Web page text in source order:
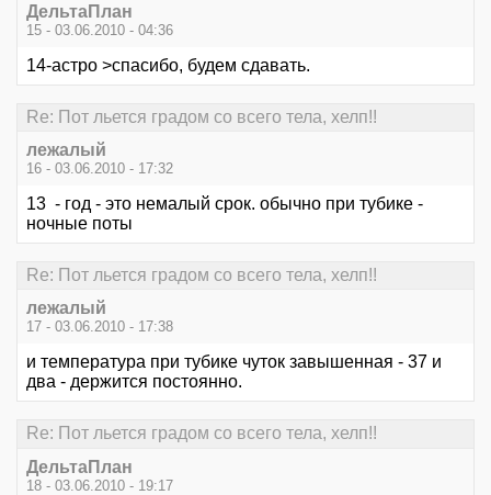
ДельтаПлан
15 - 03.06.2010 - 04:36
14-астро >спасибо, будем сдавать.
Re: Пот льется градом со всего тела, хелп!!
лежалый
16 - 03.06.2010 - 17:32
13 - год - это немалый срок. обычно при тубике -
ночные поты
Re: Пот льется градом со всего тела, хелп!!
лежалый
17 - 03.06.2010 - 17:38
и температура при тубике чуток завышенная - 37 и
два - держится постоянно.
Re: Пот льется градом со всего тела, хелп!!
ДельтаПлан
18 - 03.06.2010 - 19:17